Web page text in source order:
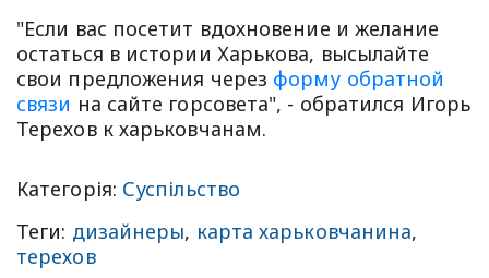
"Если вас посетит вдохновение и желание
остаться в истории Харькова, высылайте
свои предложения через форму обратной
связи на сайте горсовета", - обратился Игорь
Терехов к харьковчанам.
Категорія: Суспільство
Теги: дизайнеры, карта харьковчанина,
терехов